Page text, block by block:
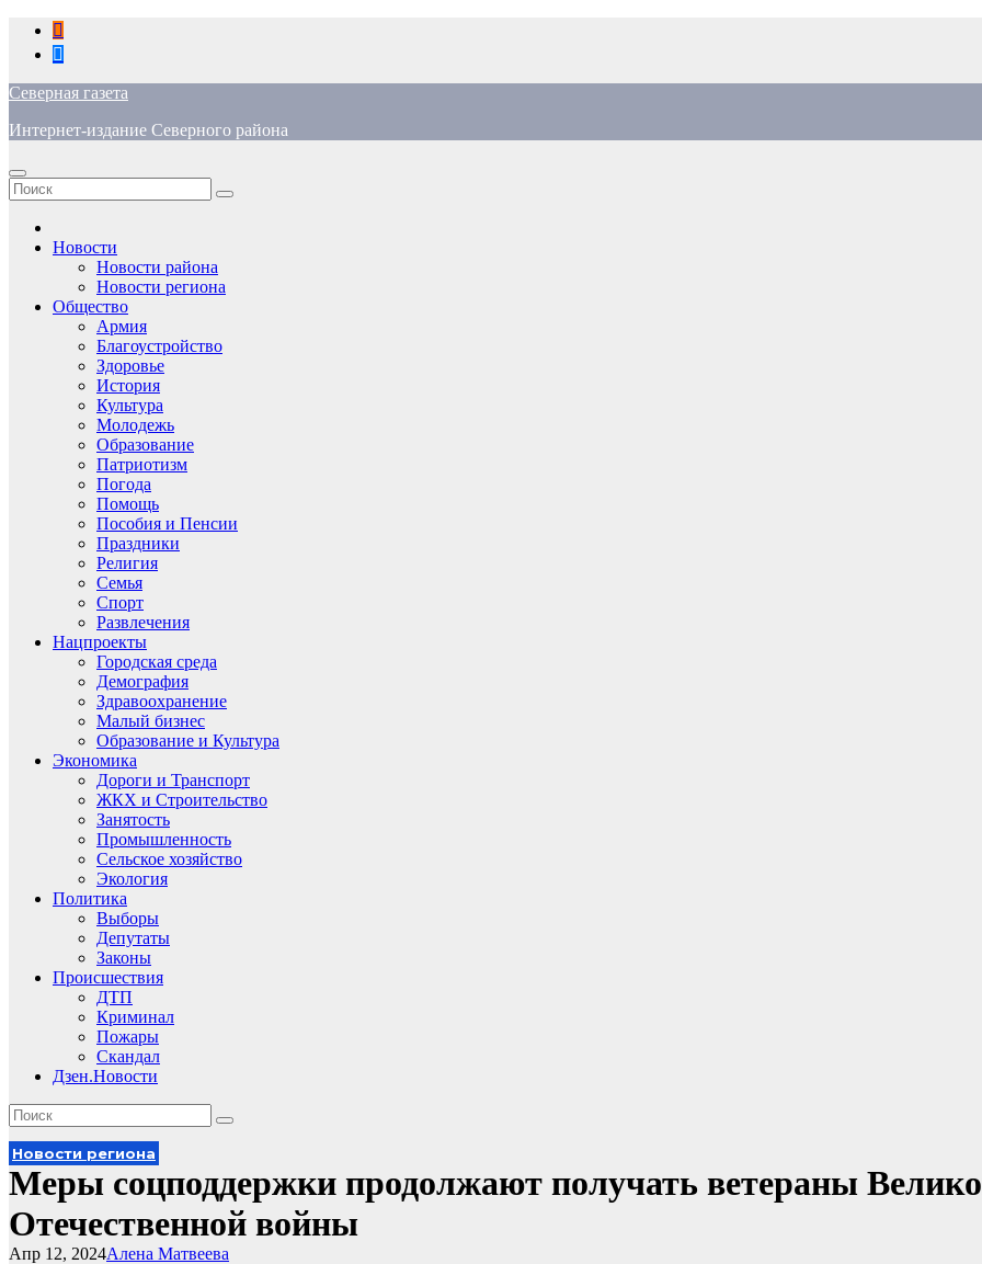
Перейти
содержимому
Северная газета
Интернет-издание Северного района
Новости
Новости района
Новости региона
Общество
Армия
Благоустройство
Здоровье
История
Культура
Молодежь
Образование
Патриотизм
Погода
Помощь
Пособия и Пенсии
Праздники
Религия
Семья
Спорт
Развлечения
Нацпроекты
Городская среда
Демография
Здравоохранение
Малый бизнес
Образование и Культура
Экономика
Дороги и Транспорт
ЖКХ и Строительство
Занятость
Промышленность
Сельское хозяйство
Экология
Политика
Выборы
Депутаты
Законы
Происшествия
ДТП
Криминал
Пожары
Скандал
Дзен.Новости
Новости региона
Меры соцподдержки продолжают получать ветераны
Отечественной войны
Алена Матвеева
Апр 12, 2024